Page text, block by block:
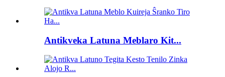
Antikveka Latuna Meblaro Kit...